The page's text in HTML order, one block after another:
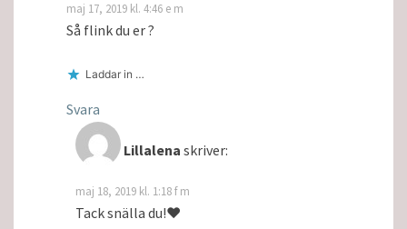
maj 17, 2019 kl. 4:46 e m
Så flink du er ?
Laddar in …
Svara
Lillalena skriver:
maj 18, 2019 kl. 1:18 f m
Tack snälla du!❤️